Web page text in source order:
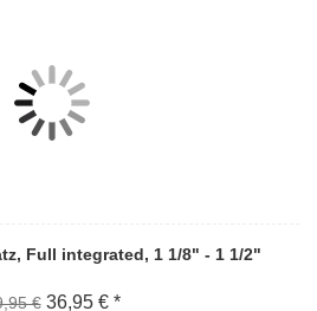
Full integrated, 1 1/8" - 1 1/2"
€ 36,95 € *